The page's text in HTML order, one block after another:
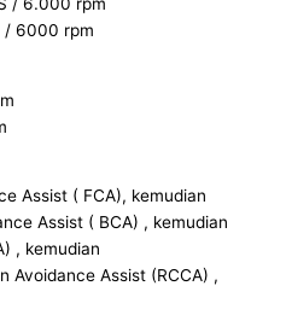
/ 6000 rpm
Assist ( FCA), kemudian
Assist ( BCA) , kemudian
, kemudian
Avoidance Assist (RCCA) ,